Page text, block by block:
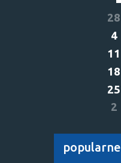
28
4
11
18
25
2
popularne